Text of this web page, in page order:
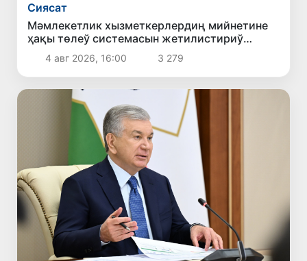
Сиясат
Мәмлекетлик хызметкерлердиң мийнетине
ҳақы төлеў системасын жетилистириў
бойынша усыныслар көрип шығылды
4 авг 2026, 16:00 3 279